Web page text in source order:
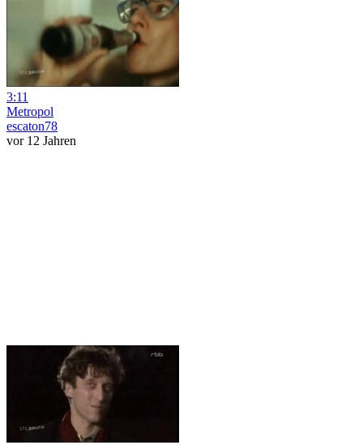
3:11
Metropol
escaton78
vor 12 Jahren